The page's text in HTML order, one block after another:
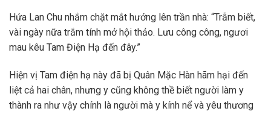
Hứa Lan Chu nhắm chặt mắt hướng lên trần nhà: “Trẫm biết,
vài ngày nữa trắm tính mở hội thảo. Lưu công công, ngươi
mau kêu Tam Điện Hạ đến đây.”
Hiện vị Tam điện hạ này đã bị Quân Mặc Hàn hãm hại đến
liệt cả hai chân, nhưng y cũng không thề biết người làm y
thành ra như vậy chính là người mà y kính nể và yêu thương